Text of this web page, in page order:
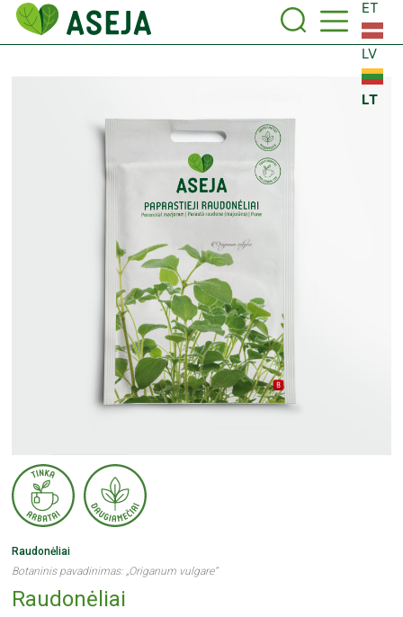
ET
LV
LT
Raudonėliai
Botaninis pavadinimas: „Origanum vulgare“
Raudonėliai